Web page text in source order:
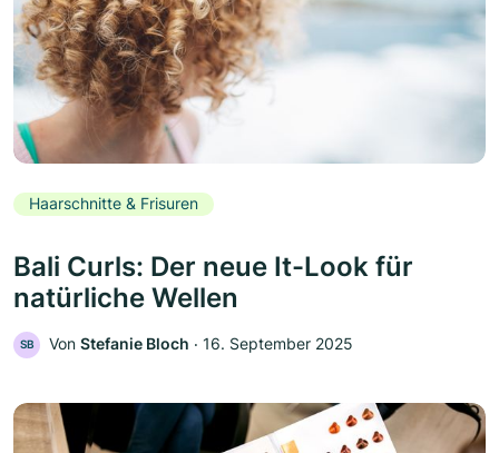
Haarschnitte & Frisuren
Bali Curls: Der neue It-Look für
natürliche Wellen
SB Von Stefanie Bloch ‧ 16. September 2025